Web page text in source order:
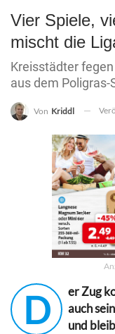
Vier Spiele,
mischt die
Kreisstädter
aus dem Poligras-
Von Kriddl
D
er Zug
auch
und